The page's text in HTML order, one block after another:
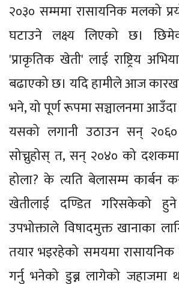
२०३० सम्ममा रासायनिक मलको
घटाउने लक्ष्य लिएको छ।
'प्राकृतिक खेती' लाई राष्ट्रिय
बढाएको छ। यदि हामीले आज
भने, यो पूर्ण रूपमा सञ्चालनमा
यसको लगानी उठाउन सन् २०६०
सोच्नुहोस् त, सन् २०४० को
होला? के त्यति बेलासम्म कार्बन
खेतीलाई दण्डित गरिसकेको
उपभोक्ताले विषादमुक्त खानाका
तयार भइरहेको समयमा रासायनिक
गर्नु भनेको डुब्न लागेको जहाजमा